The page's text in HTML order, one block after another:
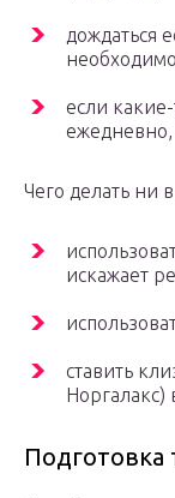
дождаться
если
ежедневно,
Чего делать ни
искажает
ставить
Норгалакс)
Подготовка